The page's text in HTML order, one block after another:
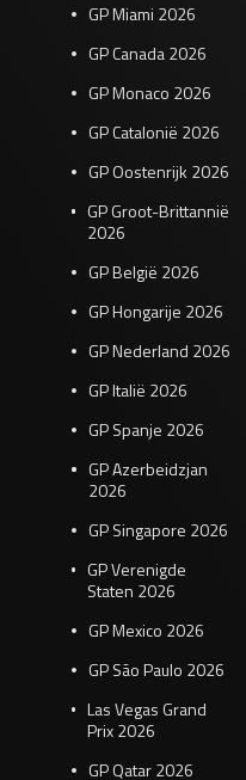
GP Miami 2026
GP Canada 2026
GP Monaco 2026
GP Catalonië 2026
GP Oostenrijk 2026
GP Groot-Brittannië
2026
GP België 2026
GP Hongarije 2026
GP Nederland 2026
GP Italië 2026
GP Spanje 2026
GP Azerbeidzjan
2026
GP Singapore 2026
GP Verenigde
Staten 2026
GP Mexico 2026
GP São Paulo 2026
Las Vegas Grand
Prix 2026
GP Qatar 2026